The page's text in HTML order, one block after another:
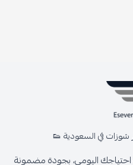
في السعودية 👟
اليومي، بجودة مضمونة